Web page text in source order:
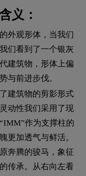
义：
外观形体，当我们
们看到了一个银灰
建筑物，形体上偏
与前进步伐。
建筑物的剪影形式
动性我们采用了现
作为支撑柱的
更加透气与鲜活。
奔腾的骏马，象征
传承。从右向左看